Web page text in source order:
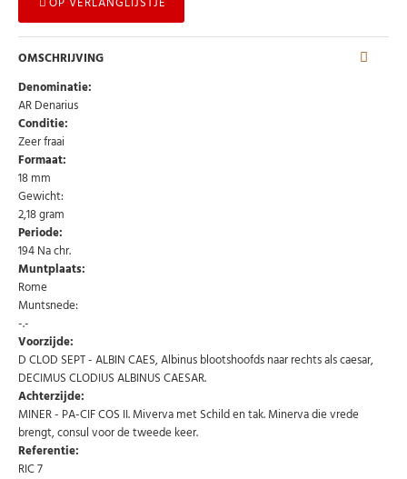
Abonneer u op onze nieuwsbrief
OMSCHRIJVING
Denominatie:
AR Denarius
Conditie:
Zeer fraai
Formaat:
18 mm
Gewicht:
2,18 gram
Periode:
194 Na chr.
Muntplaats:
Rome
Muntsnede:
-.-
Voorzijde:
D CLOD SEPT - ALBIN CAES, Albinus blootshoofds naar rechts als caesar,
DECIMUS CLODIUS ALBINUS CAESAR.
Achterzijde:
MINER - PA-CIF COS II. Miverva met Schild en tak. Minerva die vrede
brengt, consul voor de tweede keer.
Referentie:
RIC 7